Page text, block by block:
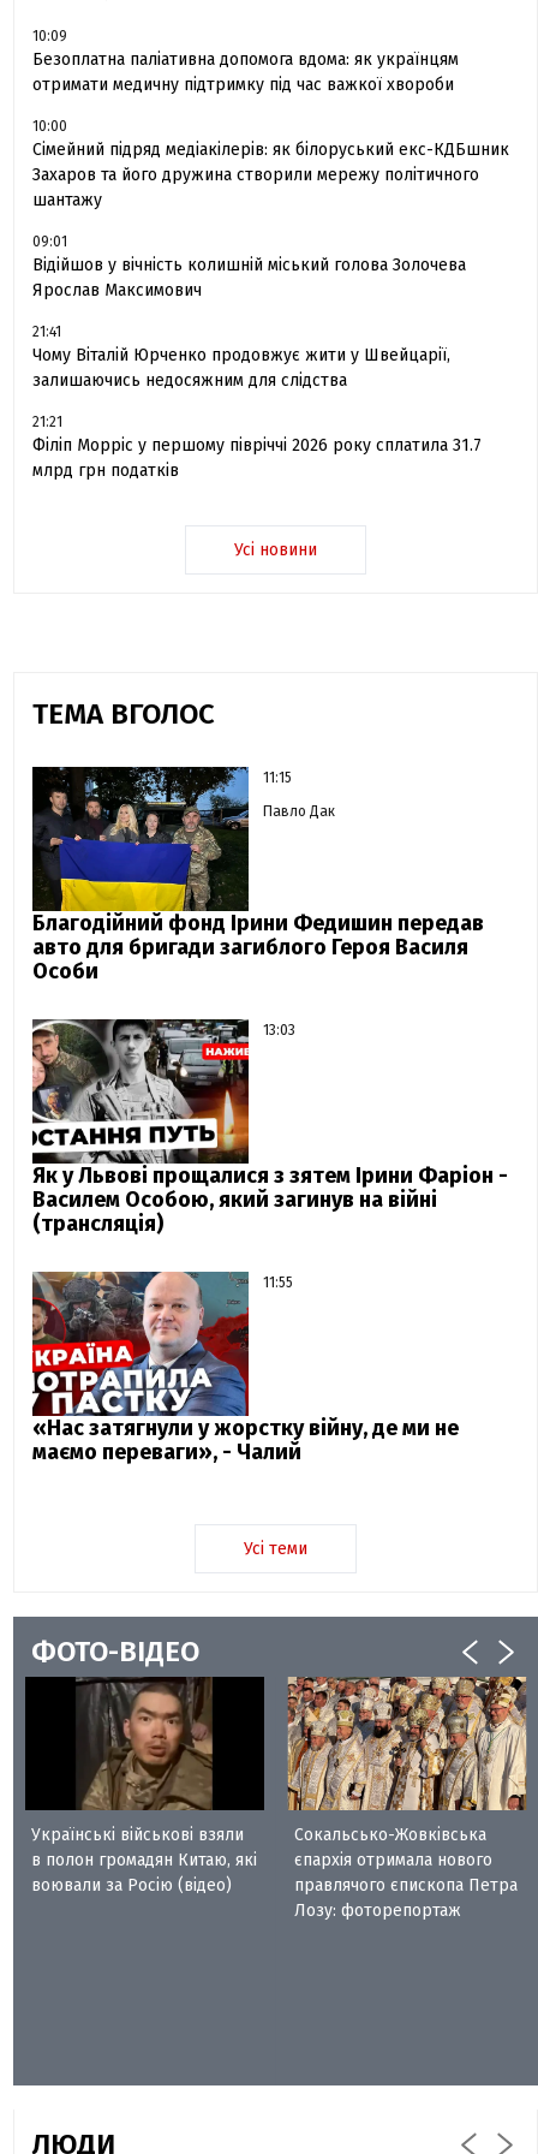
10:09
Безоплатна паліативна допомога вдома: як українцям
отримати медичну підтримку під час важкої хвороби
10:00
Сімейний підряд медіакілерів: як білоруський екс-КДБшник
Захаров та його дружина створили мережу політичного
шантажу
09:01
Відійшов у вічність колишній міський голова Золочева
Ярослав Максимович
21:41
Чому Віталій Юрченко продовжує жити у Швейцарії,
залишаючись недосяжним для слідства
21:21
Філіп Морріс у першому півріччі 2026 року сплатила 31.7
млрд грн податків
Усі новини
ТЕМА ВГОЛОС
11:15
Павло Дак
Благодійний фонд Ірини Федишин передав
авто для бригади загиблого Героя Василя
Особи
13:03
Як у Львові прощалися з зятем Ірини Фаріон -
Василем Особою, який загинув на війні
(трансляція)
11:55
«Нас затягнули у жорстку війну, де ми не
маємо переваги», - Чалий
Усі теми
ФОТО-ВІДЕО
Українські військові взяли
в полон громадян Китаю, які
воювали за Росію (відео)
Сокальсько-Жовківська
єпархія отримала нового
правлячого єпископа Петра
Лозу: фоторепортаж
ЛЮДИ